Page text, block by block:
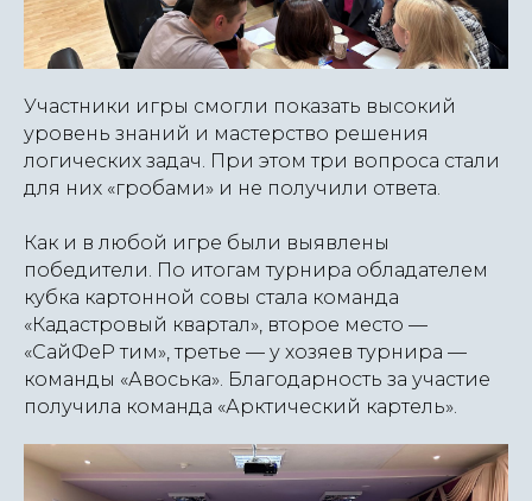
Участники игры смогли показать высокий
уровень знаний и мастерство решения
логических задач. При этом три вопроса стали
для них «гробами» и не получили ответа.
Как и в любой игре были выявлены
победители. По итогам турнира обладателем
кубка картонной совы стала команда
«Кадастровый квартал», второе место —
«СайФеР тим», третье — у хозяев турнира —
команды «Авоська». Благодарность за участие
получила команда «Арктический картель».